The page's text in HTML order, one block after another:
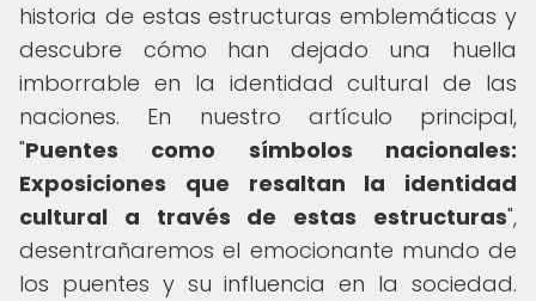
historia de estas estructuras emblemáticas y
descubre cómo han dejado una huella
imborrable en la identidad cultural de las
naciones. En nuestro artículo principal,
"Puentes como símbolos nacionales:
Exposiciones que resaltan la identidad
cultural a través de estas estructuras",
desentrañaremos el emocionante mundo de
los puentes y su influencia en la sociedad.